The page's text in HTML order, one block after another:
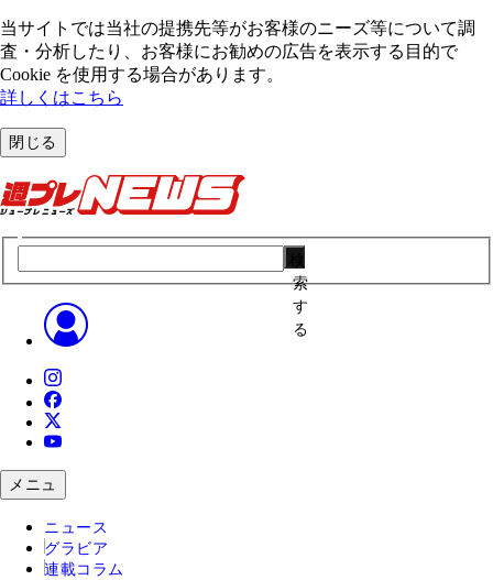
当サイトでは当社の提携先等がお客様のニーズ等について調
査・分析したり、お客様にお勧めの広告を表⽰する⽬的で
Cookie を使⽤する場合があります。
詳しくはこちら
閉じる
索
す
る
メニュ
ニュース
グラビア
連載コラム